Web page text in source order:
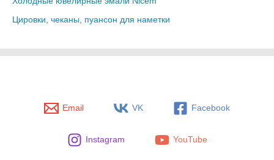
Цировки, чеканы, пуансон для наметки
Email VK Facebook
Instagram YouTube